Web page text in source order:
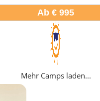
Ab € 995
Mehr Camps laden...